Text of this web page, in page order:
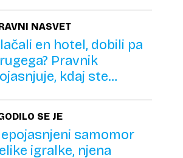
NASVET
en hotel, dobili pa
Pravnik
kdaj ste
SE JE
samomor
igralke, njena